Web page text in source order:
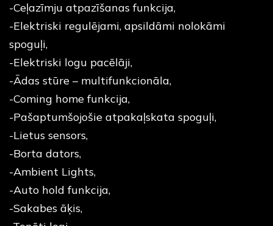
-Ceļazīmju atpazīšanas funkcija,
-Elektriski regulējami, apsildāmi nolokāmi
spoguļi,
-Elektriski logu pacēlāji,
-Ādas stūre – multifunkcionāla,
-Coming home funkcija,
-Pašaptumšojošie atpakaļskata spoguļi,
-Lietus sensors,
-Borta dators,
-Ambient Lights,
-Auto hold funkcija,
-Sakabes āķis,